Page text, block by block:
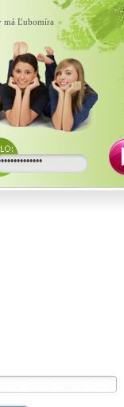
má Ľubomíra